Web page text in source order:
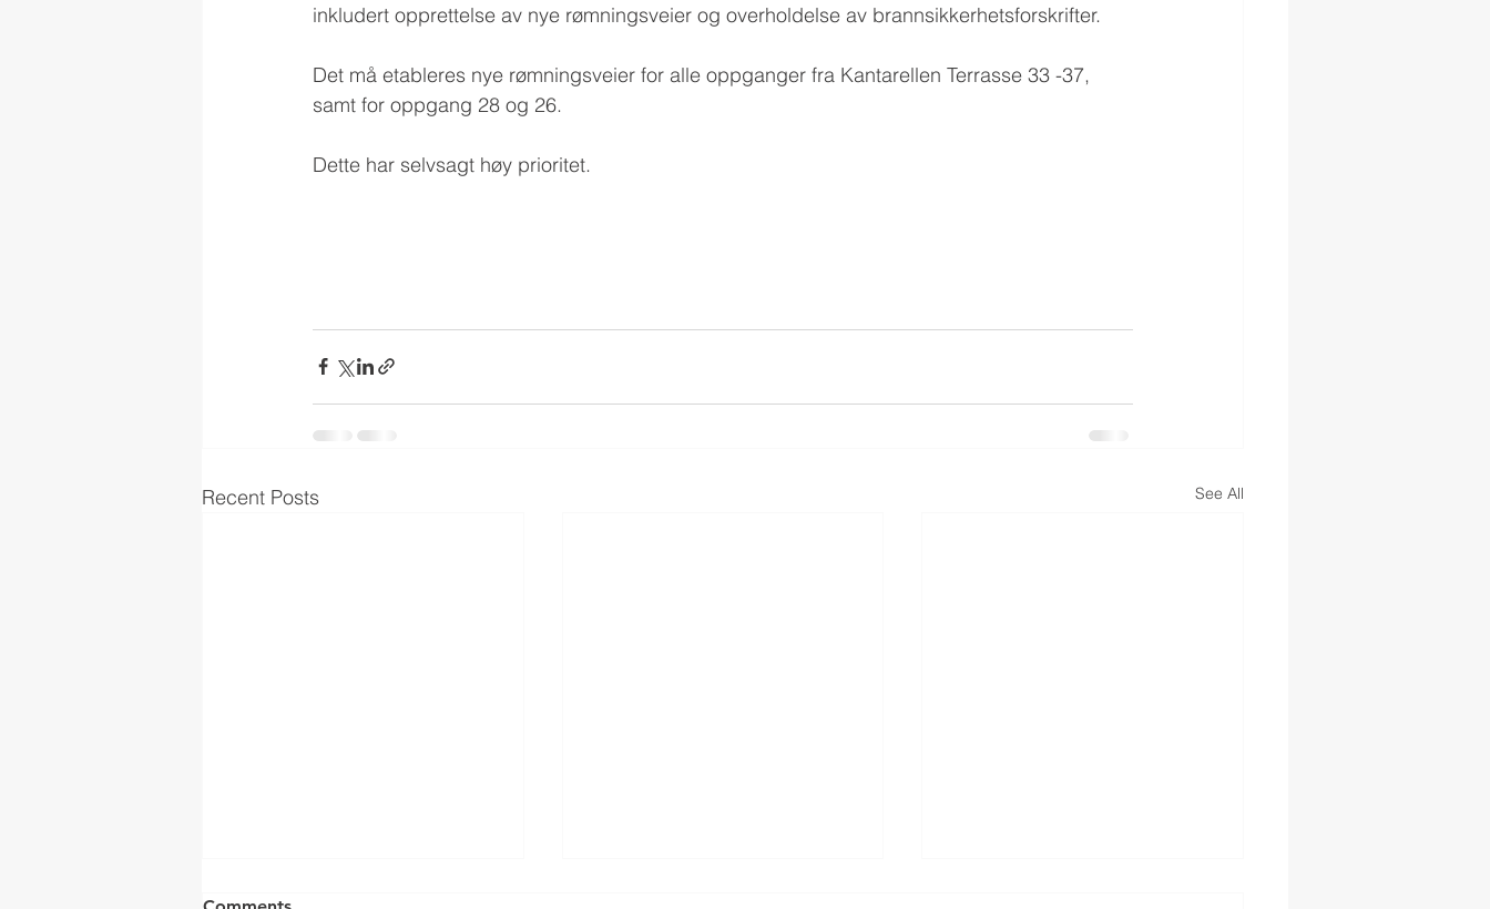
inkludert opprettelse av nye rømningsveier og overholdelse av brannsikkerhetsforskrifter.
Det må etableres nye rømningsveier for alle oppganger fra Kantarellen Terrasse 33 -37,
samt for oppgang 28 og 26.
Dette har selvsagt høy prioritet.
Recent Posts See All